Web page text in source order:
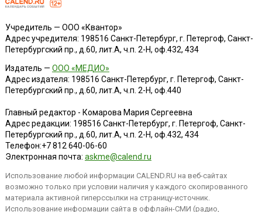
Учредитель — ООО «Квантор»
Адрес учредителя: 198516 Санкт-Петербург, г. Петергоф, Санкт-
Петербургский пр., д.60, лит.А, ч.п. 2-Н, оф.432, 434
Издатель — ООО «МЕДИО»
Адрес издателя: 198516 Санкт-Петербург, г. Петергоф, Санкт-
Петербургский пр., д.60, лит.А, ч.п. 2-Н, оф.440
Главный редактор - Комарова Мария Сергеевна
Адрес редакции: 198516 Санкт-Петербург, г. Петергоф, Санкт-
Петербургский пр., д.60, лит.А, ч.п. 2-Н, оф.432, 434
Телефон:+7 812 640-06-60
Электронная почта: askme@calend.ru
Использование любой информации CALEND.RU на веб-сайтах
возможно только при условии наличия у каждого скопированного
материала активной гиперссылки на страницу-источник.
Использование информации сайта в оффлайн-СМИ (радио,